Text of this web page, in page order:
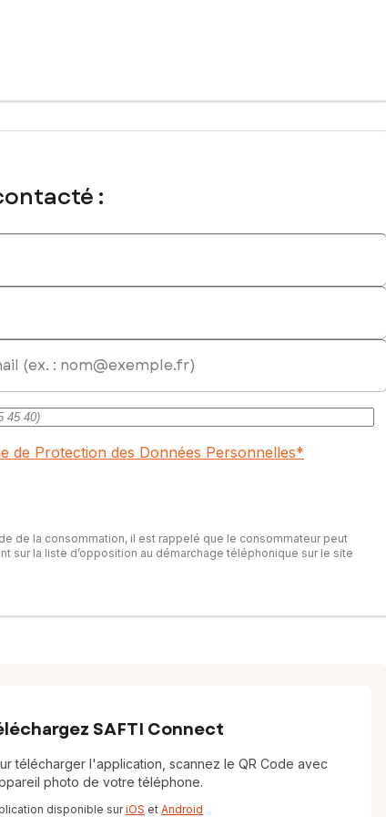
au RSAC de Poitiers sous le numéro 983 297 938
:
de Protection des Données Personnelles*
de la consommation, il est rappelé que le consommateur peut
sur la liste d’opposition au démarchage téléphonique sur le site
SAFTI Connect
télécharger l'application, scannez le QR Code avec
photo de votre téléphone.
disponible suriOS et Android